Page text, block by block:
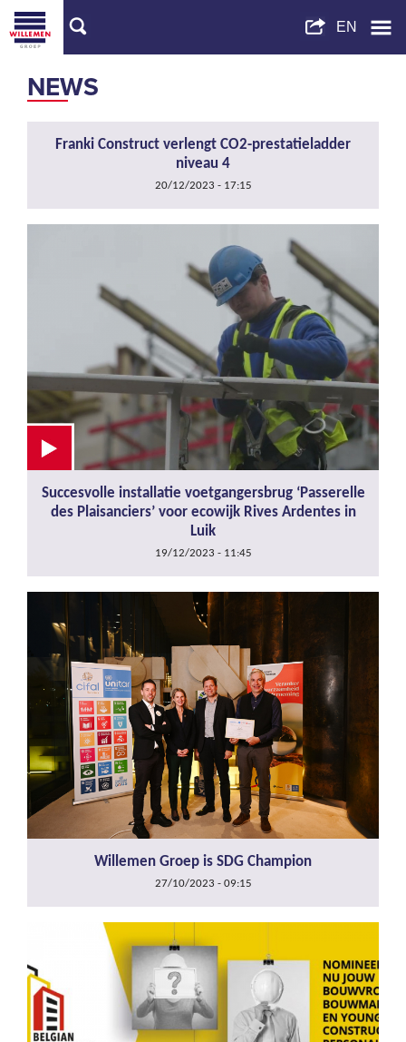
NEWS
Franki Construct verlengt CO2-prestatieladder
niveau 4
20/12/2023 - 17:15
Succesvolle installatie voetgangersbrug ‘Passerelle
des Plaisanciers’ voor ecowijk Rives Ardentes in
Luik
19/12/2023 - 11:45
Willemen Groep is SDG Champion
27/10/2023 - 09:15